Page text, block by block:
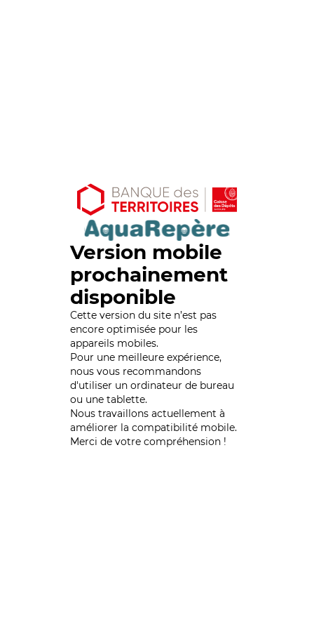
Version mobile
prochainement
disponible
Cette version du site n’est pas
encore optimisée pour les
appareils mobiles.
Pour une meilleure expérience,
nous vous recommandons
d'utiliser un ordinateur de bureau
ou une tablette.
Nous travaillons actuellement à
améliorer la compatibilité mobile.
Merci de votre compréhension !